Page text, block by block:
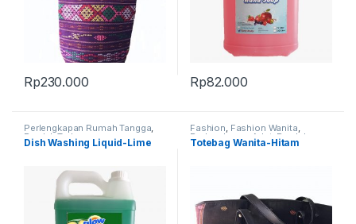
Rp230.000 Rp82.000
Perlengkapan Rumah Tangga,
Produk Terbaru
Dish Washing Liquid-Lime
Fashion, Fashion Wanita,
Perlengkapan Adat,Produk
Terbaru,Tas
Totebag Wanita-Hitam